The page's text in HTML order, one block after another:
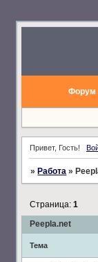
Форум
Привет, Гость!
» Работа »
Peepla.net
Страница:1
Тема